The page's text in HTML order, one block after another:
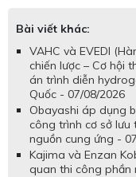
Bài viết khác:
VAHC và EVEDI
chiến lược – Cơ hội
án trình diễn
Quốc - 07/08/2026
Obayashi áp dụng
công trình cơ sở lưu
nguồn cung ứng -
Kajima và Enzan
quan thi công